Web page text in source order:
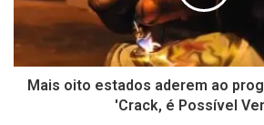
Mais oito estados aderem ao
'Crack, é Possível